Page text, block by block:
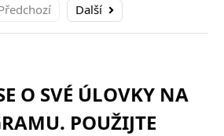
Další
O SVÉ ÚLOVKY NA
POUŽIJTE